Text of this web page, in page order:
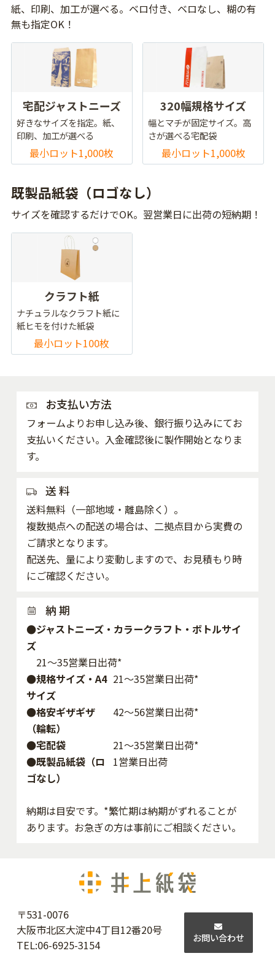
紙、印刷、加工が選べる。ベロ付き、ベロなし、糊の有
無も指定OK！
宅配ジャストニーズ
好きなサイズを指定。紙、
印刷、加工が選べる
最小ロット1,000枚
320幅規格サイズ
幅とマチが固定サイズ。高
さが選べる宅配袋
最小ロット1,000枚
既製品紙袋（ロゴなし）
サイズを確認するだけでOK。翌営業日に出荷の短納期！
クラフト紙
ナチュラルなクラフト紙に
紙ヒモを付けた紙袋
最小ロット100枚
お支払い方法
フォームよりお申し込み後、銀行振り込みにてお
支払いください。入金確認後に製作開始となりま
す。
送 料
送料無料（一部地域・離島除く）。
複数拠点への配送の場合は、二拠点目から実費の
ご請求となります。
配送先、量により変動しますので、お見積もり時
にご確認ください。
納 期
●ジャストニーズ・カラークラフト・ボトルサイ
ズ
21～35営業日出荷*
●規格サイズ・A4
サイズ
21～35営業日出荷*
●格安ギザギザ
（輪転）
42〜56営業日出荷*
●宅配袋
21～35営業日出荷*
●既製品紙袋（ロ
ゴなし）
1営業日出荷
納期は目安です。*繁忙期は納期がずれることが
あります。お急ぎの方は事前にご相談ください。
〒531-0076
大阪市北区大淀中4丁目12番20号
TEL:06-6925-3154
お問い合わせ